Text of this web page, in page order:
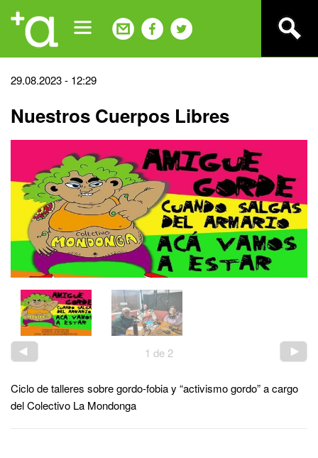
Jump
navigation
Back
top
29.08.2023 - 12:29
Nuestros Cuerpos Libres
1 de 2
Ciclo de talleres sobre gordo-fobia y “activismo gordo” a cargo
del Colectivo La Mondonga